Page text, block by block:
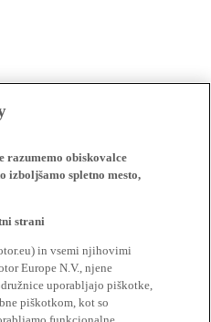
razumemo obiskovalce
izboljšamo spletno mesto,
strani
in vsemi njihovimi
Europe N.V., njene
uporabljajo piškotke,
piškotkom, kot so